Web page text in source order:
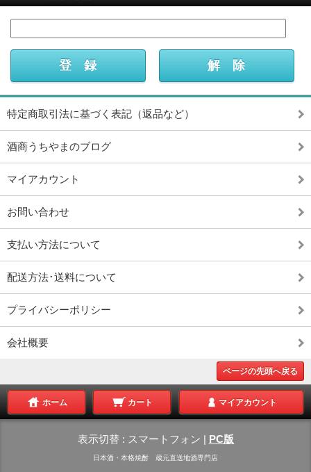
特定商取引法に基づく表記（返品など）
酒商うちやまのブログ
マイアカウント
お問い合わせ
支払い方法について
配送方法･送料について
プライバシーポリシー
会社概要
ページの先頭へ戻る
ホーム カート マイアカウント
表示切替 : スマートフォン | PC版
日本酒・本格焼酎 蔵元直送地酒専門店